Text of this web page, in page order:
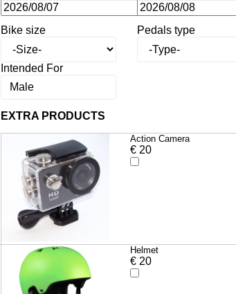
Bike size Pedals type
Intended For
EXTRA PRODUCTS
Action Camera
€ 20
Helmet
€ 20